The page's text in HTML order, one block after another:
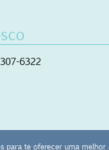
6322
para te oferecer uma